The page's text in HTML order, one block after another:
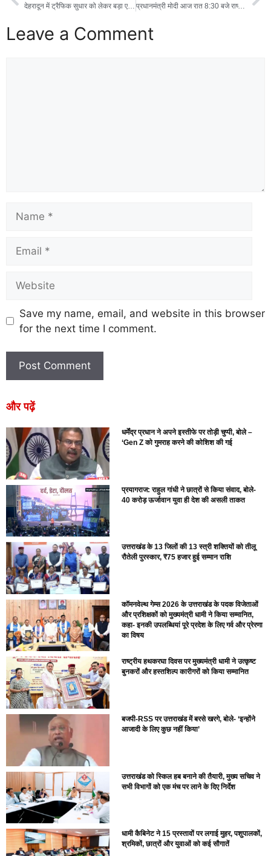
देहरादून में ट्रैफिक सुधार को लेकर बड़ा एक्शन प्लान, मुख्य सचिव ने दिये 15 मई तक आढ़त बाजार की रजिस्ट्री पूरी करने के निर्देश प्रधानमंत्री मोदी आज रात 8:30 बजे राष्ट्र को करेंगे संबोधित, महिला आरक्षण पर बात करने की उम्मीद
Leave a Comment
Save my name, email, and website in this browser
for the next time I comment.
और पढ़ें
धर्मेंद्र प्रधान ने अपने इस्तीफे पर तोड़ी चुप्पी, बोले –
‘Gen Z को गुमराह करने की कोशिश की गई
प्रयागराज: राहुल गांधी ने छात्रों से किया संवाद, बोले-
40 करोड़ ऊर्जावान युवा ही देश की असली ताकत
उत्तराखंड के 13 जिलों की 13 स्त्री शक्तियों को तीलू
रौतेली पुरस्कार, ₹75 हजार हुई सम्मान राशि
कॉमनवेल्थ गेम्स 2026 के उत्तराखंड के पदक विजेताओं
और प्रशिक्षकों को मुख्यमंत्री धामी ने किया सम्मानित,
कहा- इनकी उपलब्धियां पूरे प्रदेश के लिए गर्व और प्रेरणा
का विषय
राष्ट्रीय हथकरघा दिवस पर मुख्यमंत्री धामी ने उत्कृष्ट
बुनकरों और हस्तशिल्प कारीगरों को किया सम्मानित
बजपी-RSS पर उत्तराखंड में बरसे खरगे, बोले- ‘इन्होंने
आजादी के लिए कुछ नहीं किया’
उत्तराखंड को स्किल हब बनाने की तैयारी, मुख्य सचिव ने
सभी विभागों को एक मंच पर लाने के दिए निर्देश
धामी कैबिनेट ने 15 प्रस्तावों पर लगाई मुहर, पशुपालकों,
श्रमिकों, छात्रों और युवाओं को कई सौगातें